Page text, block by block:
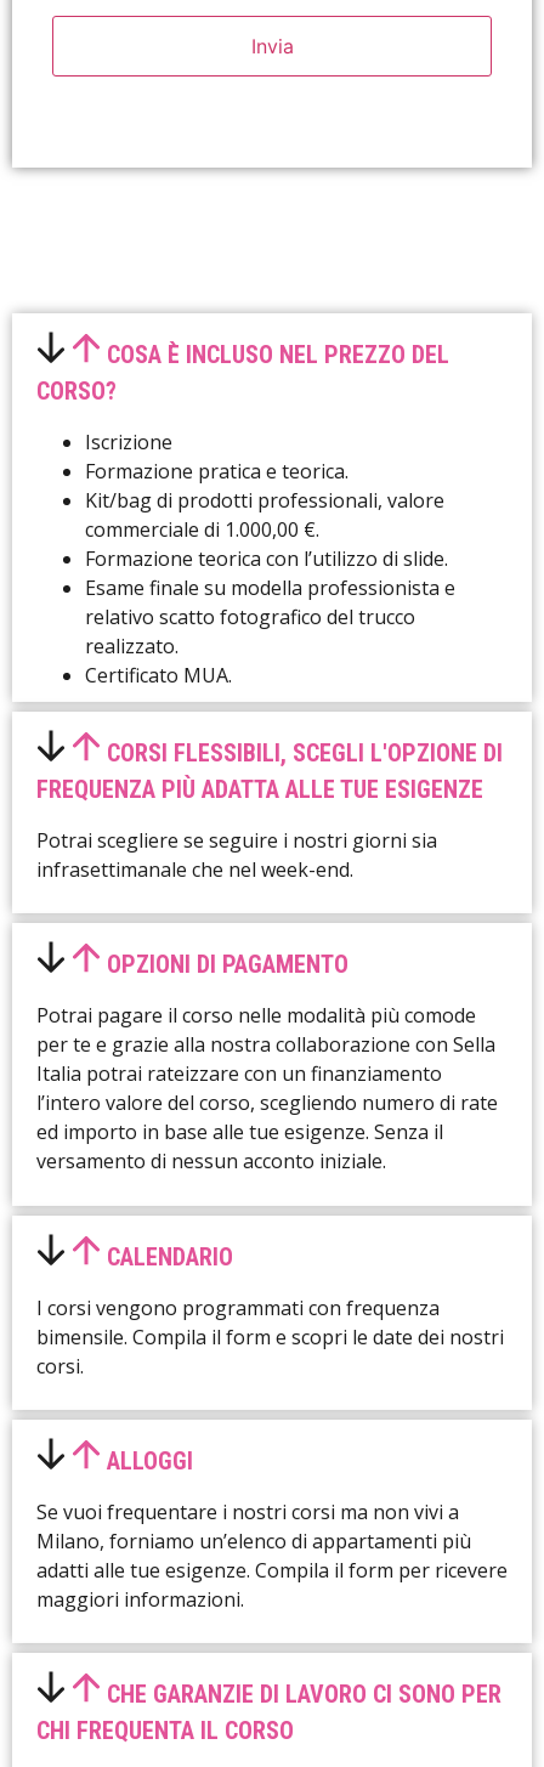
COSA È INCLUSO NEL PREZZO DEL
CORSO?
Iscrizione
Formazione pratica e teorica.
Kit/bag di prodotti professionali, valore
commerciale di 1.000,00 €.
Formazione teorica con l’utilizzo di slide.
Esame finale su modella professionista e
relativo scatto fotografico del trucco
realizzato.
Certificato MUA.
CORSI FLESSIBILI, SCEGLI L'OPZIONE DI
FREQUENZA PIÙ ADATTA ALLE TUE ESIGENZE
Potrai scegliere se seguire i nostri giorni sia
infrasettimanale che nel week-end.
OPZIONI DI PAGAMENTO
Potrai pagare il corso nelle modalità più comode
per te e grazie alla nostra collaborazione con Sella
Italia potrai rateizzare con un finanziamento
l’intero valore del corso, scegliendo numero di rate
ed importo in base alle tue esigenze. Senza il
versamento di nessun acconto iniziale.
CALENDARIO
I corsi vengono programmati con frequenza
bimensile. Compila il form e scopri le date dei nostri
corsi.
ALLOGGI
Se vuoi frequentare i nostri corsi ma non vivi a
Milano, forniamo un’elenco di appartamenti più
adatti alle tue esigenze. Compila il form per ricevere
maggiori informazioni.
CHE GARANZIE DI LAVORO CI SONO PER
CHI FREQUENTA IL CORSO